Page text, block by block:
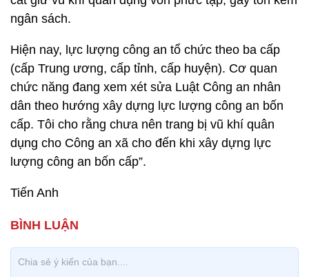
ngân sách.
Hiện nay, lực lượng công an tổ chức theo ba cấp
(cấp Trung ương, cấp tỉnh, cấp huyện). Cơ quan
chức năng đang xem xét sửa Luật Công an nhân
dân theo hướng xây dựng lực lượng công an bốn
cấp. Tôi cho rằng chưa nên trang bị vũ khí quân
dụng cho Công an xã cho đến khi xây dựng lực
lượng công an bốn cấp”.
Tiến Anh